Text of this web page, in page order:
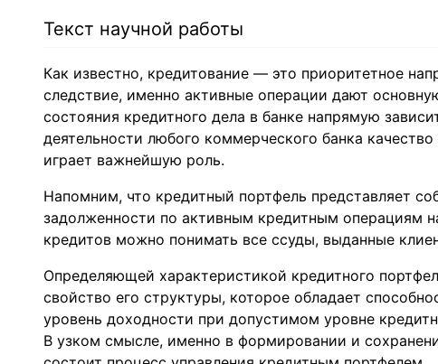
Текст научной работы
Как известно, кредитование — это приоритетное
следствие, именно активные операции дают
состояния кредитного дела в банке напрямую
деятельности любого коммерческого банка
играет важнейшую роль.
Напомним, что кредитный портфель представляет
задолженности по активным кредитным операциям
кредитов можно понимать все ссуды, выданные
Определяющей характеристикой кредитного
свойство его структуры, которое обладает
уровень доходности при допустимом уровне
В узком смысле, именно в формировании и